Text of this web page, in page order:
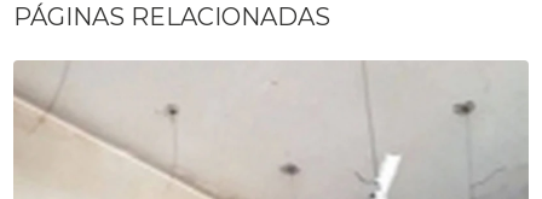
PÁGINAS RELACIONADAS